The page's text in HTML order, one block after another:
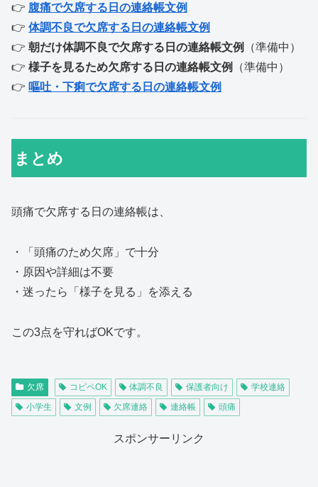
👉 腹痛で欠席する日の連絡帳文例
👉 体調不良で欠席する日の連絡帳文例
👉 朝だけ体調不良で欠席する日の連絡帳文例
（準備中）
👉 様子を見るため欠席する日の連絡帳文例
（準備中）
👉 嘔吐・下痢で欠席する日の連絡帳文例
まとめ
頭痛で欠席する日の連絡帳は、
・「頭痛のため欠席」で十分
・原因や詳細は不要
・迷ったら「様子を見る」を添える
この3点を守ればOKです。
欠席 コピペOK 体調不良 保護者向け
学校連絡
小学生
文例 欠席連絡 連絡帳 頭痛
スポンサーリンク